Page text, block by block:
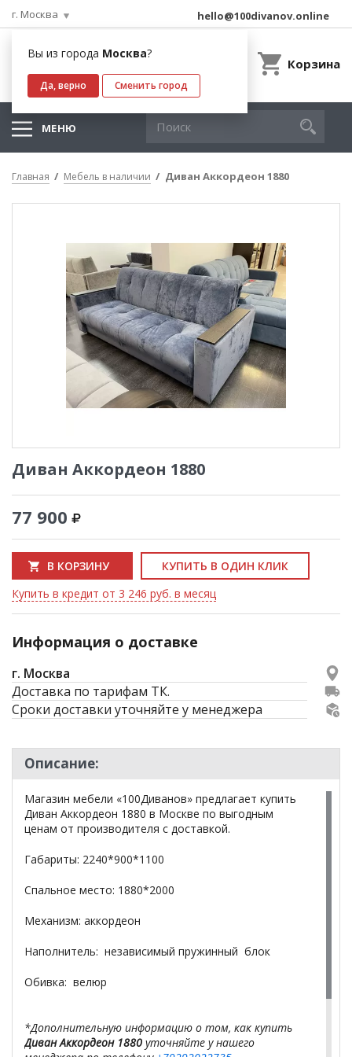
г. Москва
Вы из города Москва?
Да, верно Сменить город
hello@100divanov.online
Корзина
МЕНЮ
Главная Мебель в наличии Диван Аккордеон 1880
Диван Аккордеон 1880
77 900
В КОРЗИНУ
КУПИТЬ В ОДИН КЛИК
Купить в кредит от 3 246 руб. в месяц
Информация о доставке
г. Москва
Доставка по тарифам ТК.
Сроки доставки уточняйте у менеджера
Описание:
Магазин мебели «100Диванов» предлагает купить
Диван Аккордеон 1880 в Москве по выгодным
ценам от производителя с доставкой.
Габариты: 2240*900*1100
Спальное место: 1880*2000
Механизм: аккордеон
Наполнитель: независимый пружинный блок
Обивка: велюр
*Дополнительную информацию о том, как купить
Диван Аккордеон 1880 уточняйте у нашего